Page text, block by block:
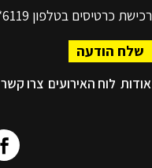
רכישת כרטיסים בטלפון 6119*
שלח הודעה
אודות לוח האירועים צרו קשר